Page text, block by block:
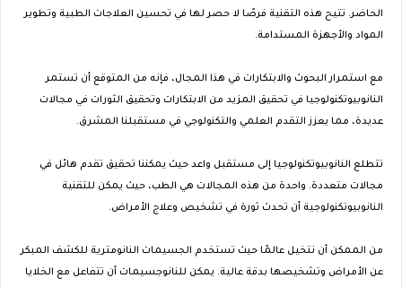
الحاضر. تتيح هذه التقنية فرصًا لا حصر لها في تحسين العلاجات الطبية وتطوير
المواد والأجهزة المستدامة.
مع استمرار البحوث والابتكارات في هذا المجال، فإنه من المتوقع أن تستمر
النانوبيوتكنولوجيا في تحقيق المزيد من الابتكارات وتحقيق الثورات في مجالات
عديدة، مما يعزز التقدم العلمي والتكنولوجي في مستقبلنا المشرق.
تتطلع النانوبيوتكنولوجيا إلى مستقبل واعد حيث يمكننا تحقيق تقدم هائل في
مجالات متعددة. واحدة من هذه المجالات هي الطب، حيث يمكن للتقنية
النانوبيوتكنولوجية أن تحدث ثورة في تشخيص وعلاج الأمراض.
من الممكن أن نتخيل عالمًا حيث تستخدم الجسيمات النانومترية للكشف المبكر
عن الأمراض وتشخيصها بدقة عالية. يمكن للنانوجسيمات أن تتفاعل مع الخلايا